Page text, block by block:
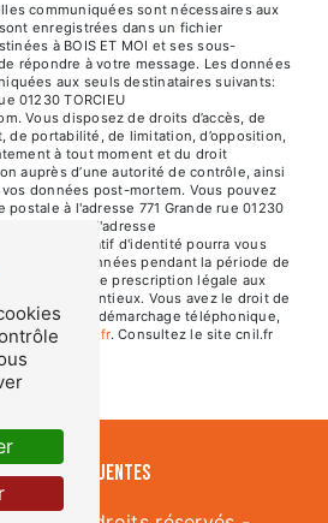
communiquées sont nécessaires aux
enregistrées dans un fichier
à BOIS ET MOI et ses sous-
répondre à votre message. Les données
aux seuls destinataires suivants:
01230 TORCIEU
Vous disposez de droits d’accès, de
de portabilité, de limitation, d’opposition,
à tout moment et du droit
auprès d’une autorité de contrôle, ainsi
données post-mortem. Vous pouvez
à l'adresse 771 Grande rue 01230
à l'adresse
Un justificatif d'identité pourra vous
vos données pendant la période de
la durée de prescription légale aux
des contentieux. Vous avez le droit de
au démarchage téléphonique,
Bloctel.gouv.fr. Consultez le site cnil.fr
vos droits.
fréquentes